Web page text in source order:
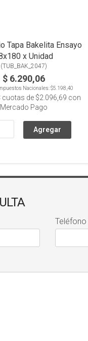
Tapa Bakelita Ensayo
18x180 x Unidad
(TUB_BAK_2047)
$ 6.290,06
Nacionales:$5.198,40
cuotas de $2.096,69 con
Mercado Pago
Teléfono